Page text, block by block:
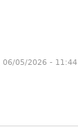
06/05/2026 - 11:44